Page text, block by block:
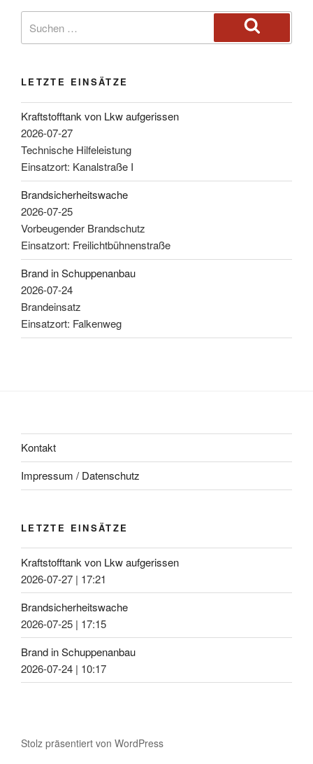
LETZTE EINSÄTZE
Kraftstofftank von Lkw aufgerissen
2026-07-27
Technische Hilfeleistung
Einsatzort: Kanalstraße I
Brandsicherheitswache
2026-07-25
Vorbeugender Brandschutz
Einsatzort: Freilichtbühnenstraße
Brand in Schuppenanbau
2026-07-24
Brandeinsatz
Einsatzort: Falkenweg
Kontakt
Impressum / Datenschutz
LETZTE EINSÄTZE
Kraftstofftank von Lkw aufgerissen
2026-07-27 | 17:21
Brandsicherheitswache
2026-07-25 | 17:15
Brand in Schuppenanbau
2026-07-24 | 10:17
Stolz präsentiert von WordPress